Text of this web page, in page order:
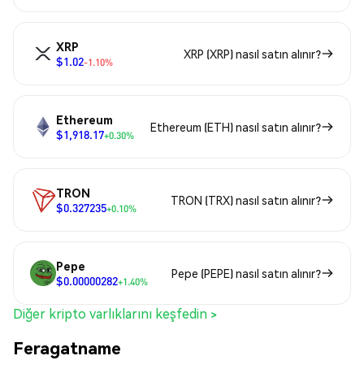
XRP
$1.02-1.10%
XRP (XRP) nasıl satın alınır?
Ethereum
$1,918.17+0.30%
Ethereum (ETH) nasıl satın alınır?
TRON
$0.327235+0.10%
TRON (TRX) nasıl satın alınır?
Pepe
$0.00000282+1.40%
Pepe (PEPE) nasıl satın alınır?
Diğer kripto varlıklarını keşfedin >
Feragatname